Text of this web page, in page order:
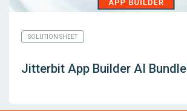
SOLUTION SHEET
Jitterbit App Builder AI Bundle